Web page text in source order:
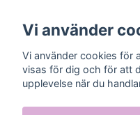
Vi använder
Vi använder cookies för
visas för dig och för att
upplevelse när du